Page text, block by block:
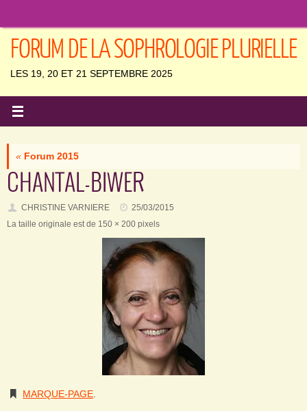
contenu
FORUM DE LA SOPHROLOGIE PLURIELLE
LES 19, 20 ET 21 SEPTEMBRE 2025
« Forum 2015
CHANTAL-BIWER
CHRISTINE VARNIERE
25/03/2015
La taille originale est de 150 × 200 pixels
MARQUE-PAGE